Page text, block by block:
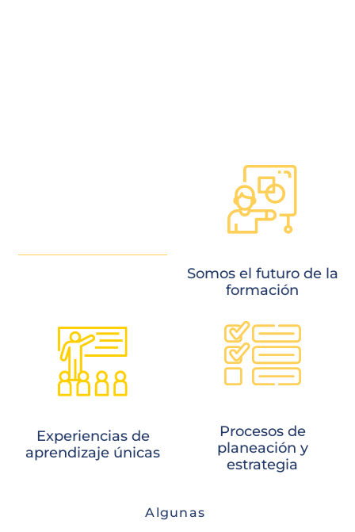
Somos el futuro de la
formación
Experiencias de
aprendizaje únicas
Procesos de
planeación y
estrategia
Algunas